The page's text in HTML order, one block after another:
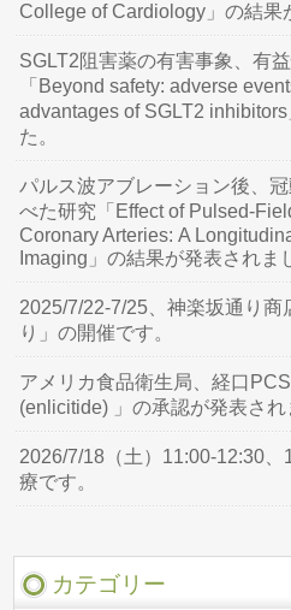
College of Cardiology」の結果
SGLT2阻害薬の有害事象、有
「Beyond safety: adverse
advantages of SGLT2
た。
パルス波アブレーション後、
べた研究「Effect of Pulsed-
Coronary Arteries: A
Imaging」の結果が発表されま
2025/7/22-7/25、神楽坂通り
り」の開催です。
アメリカ食品衛生局、経口
(enlicitide) 」の承認が発表され
2026/7/18（土）11:00-12:30
療です。
カテゴリー